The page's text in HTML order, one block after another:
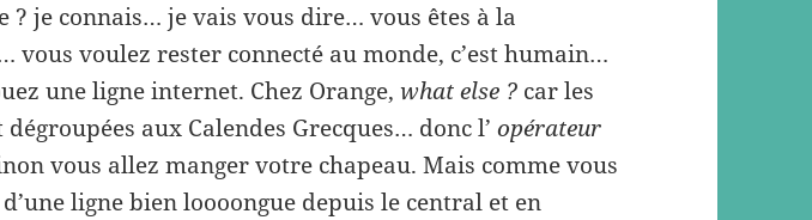
? je connais… je vais vous dire… vous êtes à la
vous voulez rester connecté au monde, c’est humain…
une ligne internet. Chez Orange,what else ? car les
aux Calendes Grecques… donc l’opérateur
vous allez manger votre chapeau. Mais comme vous
ligne bien loooongue depuis le central et en